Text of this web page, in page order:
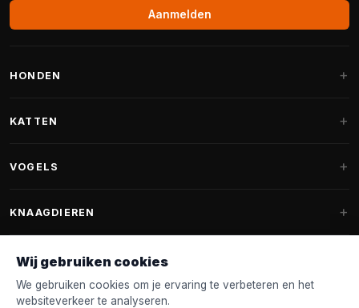
Aanmelden
HONDEN
Fantail hondenmanden
Hondenspeelgoed
Halsband & Lijn
KATTEN
Krabpalen voor Maine Coon
VOGELS
Vogelvoer binnenvogels
Voederhuisjes
Nestkastjes & Nesting
KNAAGDIEREN
Knaagdierenvoer
Wij gebruiken cookies
We gebruiken cookies om je ervaring te verbeteren en het
websiteverkeer te analyseren.